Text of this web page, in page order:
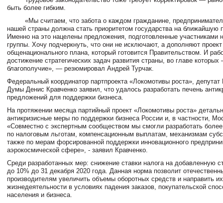
быть более гибким.
«Мы считаем, что забота о каждом гражданине,
нашей страны должна стать приоритетом государства на ближайшую
Именно на это нацелены предложения, подготовленные участниками
группы. Хочу подчеркнуть, что они не исключают, а дополняют проект
общенационального плана, который готовится Правительством. И
достижение стратегических задач развития страны, во главе
благополучие», — резюмировал Андрей Турчак.
Федеральный координатор партпроекта «Локомотивы роста», депутат
Думы Денис Кравченко заявил, что удалось разработать печень
предложений для поддержки бизнеса.
На протяжении месяца партийный проект «Локомотивы роста»
антикризисные меры по поддержки бизнеса России и, в частности,
«Совместно с экспертным сообществом мы смогли разработать
по налоговым льготам, компенсационным выплатам, механизмам
также по мерам форсированной поддержки инновационного
аэрокосмической сфере», - заявил Кравченко.
Среди разработанных мер: снижение ставки налога на добавленную
до 10% до 31 декабря 2020 года. Данная норма позволит
производителям увеличить объемы оборотных средств и направить
жизнедеятельности в условиях падения заказов, покупательской
населения и бизнеса.